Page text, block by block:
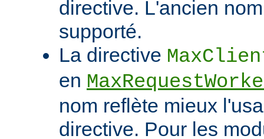
directive. L'ancien
supporté.
La directive
en
nom reflète mieux
directive. Pour les